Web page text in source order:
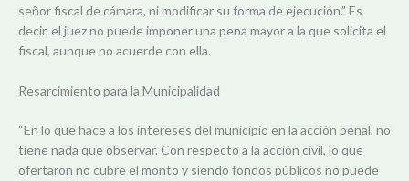
señor fiscal de cámara, ni modificar su forma de ejecución.” Es
decir, el juez no puede imponer una pena mayor a la que solicita el
fiscal, aunque no acuerde con ella.
Resarcimiento para la Municipalidad
“En lo que hace a los intereses del municipio en la acción penal, no
tiene nada que observar. Con respecto a la acción civil, lo que
ofertaron no cubre el monto y siendo fondos públicos no puede